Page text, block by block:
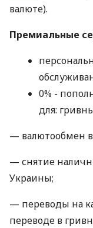
валюте).
Премиальные
0% -
для:
— валютообмен
— снятие
Украины;
— переводы на
переводе в